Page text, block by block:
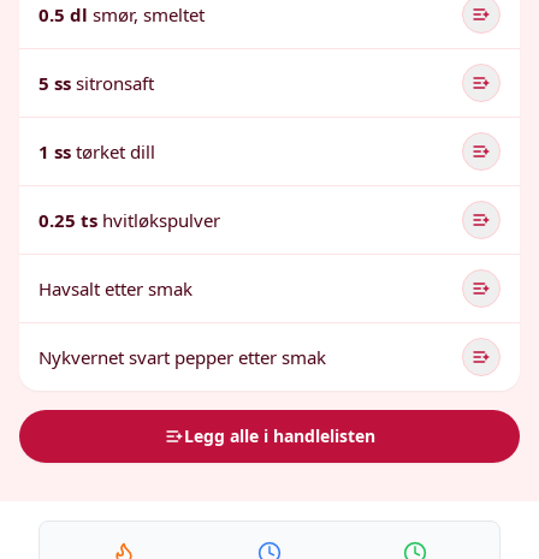
0.5 dl smør, smeltet
5 ss sitronsaft
1 ss tørket dill
0.25 ts hvitløkspulver
Havsalt etter smak
Nykvernet svart pepper etter smak
Legg alle i handlelisten